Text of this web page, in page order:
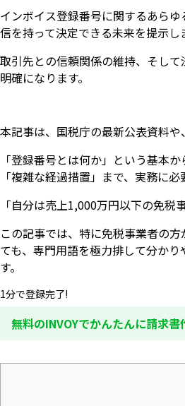
インボイス登録番号に関するあら
信を持って決定できる未来を提示し
取引先との信頼関係の維持、そし
明確になります。
本記事は、国税庁の最新公表資料
「登録番号とは何か」という基本
「複雑な経過措置」まで、実務に
「自分は売上1,000万円以下の免
この記事では、特に免税事業者の
ても、専門用語を極力排して分か
す。
1分で登録完了!
無料のINVOYでかんたんに請求書